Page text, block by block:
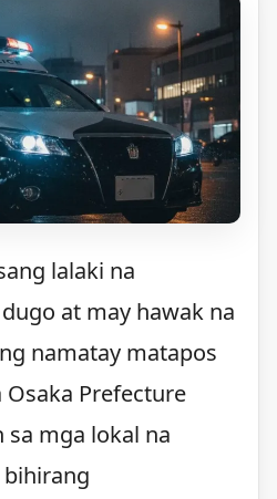
lalaki na
at may hawak na
namatay matapos
Prefecture
sa mga lokal na